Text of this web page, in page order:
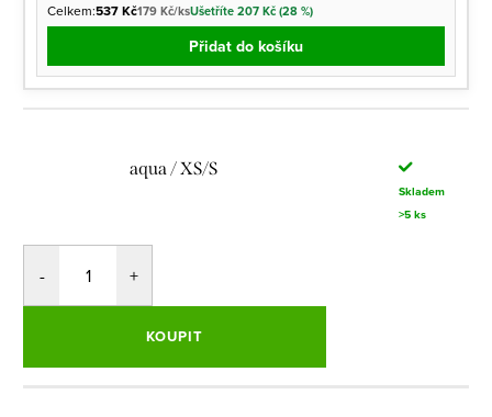
Celkem:537 Kč179 Kč/ksUšetříte 207 Kč (28 %)
Přidat do košíku
aqua / XS/S
Skladem
>5 ks
KOUPIT